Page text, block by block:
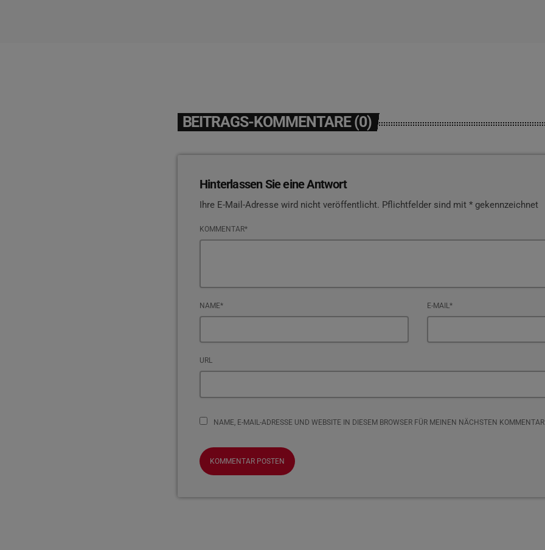
BEITRAGS-KOMMENTARE (0)
Hinterlassen Sie eine Antwort
Ihre E-Mail-Adresse wird nicht veröffentlicht. Pflichtfelder sind mit * gekennzeichnet
KOMMENTAR*
NAME* E-MAIL*
URL
NAME, E-MAIL-ADRESSE UND WEBSITE IN DIESEM BROWSER FÜR MEINEN NÄCHSTEN